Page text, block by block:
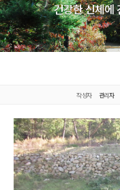
건강한 신체에
작성자 관리자